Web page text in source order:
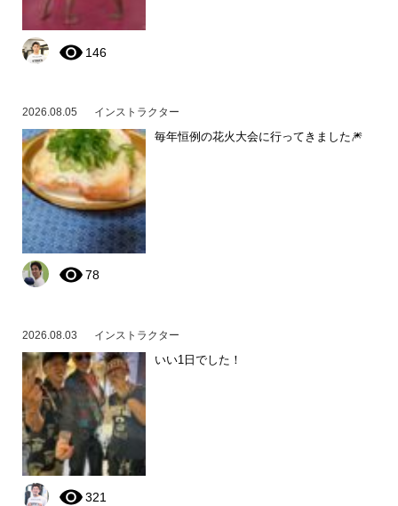
146
2026.08.05 インストラクター
毎年恒例の花火大会に行ってきました🎆
78
2026.08.03 インストラクター
いい1日でした！
321